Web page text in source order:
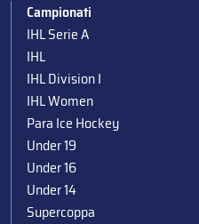
Campionati
IHL Serie A
IHL
IHL Division I
IHL Women
Para Ice Hockey
Under 19
Under 16
Under 14
Supercoppa